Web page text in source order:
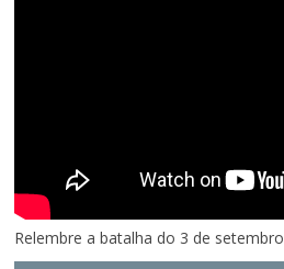
Relembre a batalha do 3 de setembro